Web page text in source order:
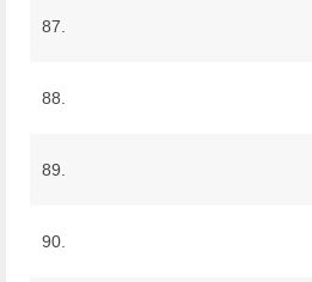
87.
88.
89.
90.